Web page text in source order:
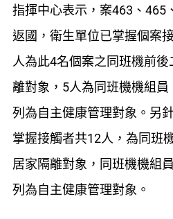
指揮中心表示，案463、465
返國，衛生單位已掌握個案
人為此4名個案之同班機前
離對象，5人為同班機機組員
列為自主健康管理對象。另
掌握接觸者共12人，為同班
居家隔離對象，同班機機組
列為自主健康管理對象。